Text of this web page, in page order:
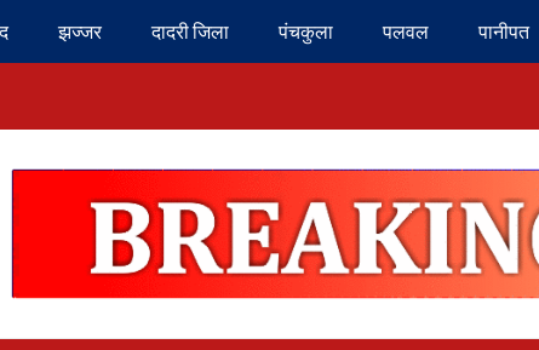
झज्जर दादरी जिला पंचकुला पलवल पानीपत